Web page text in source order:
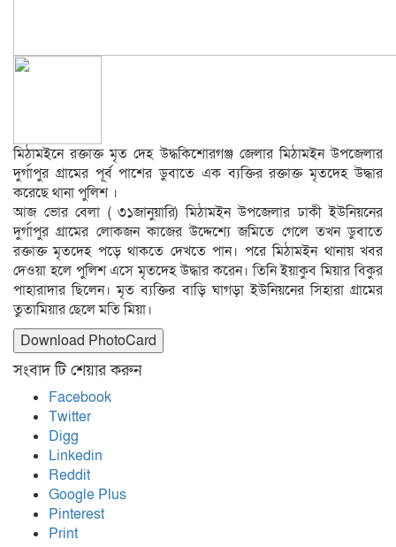
মিঠামইনে রক্তাক্ত মৃত দেহ উদ্ধকিশোরগঞ্জ জেলার মিঠামইন উপজেলার
দুর্গাপুর গ্রামের পূর্ব পাশের ডুবাতে এক ব্যক্তির রক্তাক্ত মৃতদেহ উদ্ধার
করেছে থানা পুলিশ ।
আজ ভোর বেলা ( ৩১জানুয়ারি) মিঠামইন উপজেলার ঢাকী ইউনিয়নের
দুর্গাপুর গ্রামের লোকজন কাজের উদ্দেশ্যে জমিতে গেলে তখন ডুবাতে
রক্তাক্ত মৃতদেহ পড়ে থাকতে দেখতে পান। পরে মিঠামইন থানায় খবর
দেওয়া হলে পুলিশ এসে মৃতদেহ উদ্ধার করেন। তিনি ইয়াকুব মিয়ার বিকুর
পাহারাদার ছিলেন। মৃত ব্যক্তির বাড়ি ঘাগড়া ইউনিয়নের সিহারা গ্রামের
তুতামিয়ার ছেলে মতি মিয়া।
Download PhotoCard
সংবাদ টি শেয়ার করুন
Facebook
Twitter
Digg
Linkedin
Reddit
Google Plus
Pinterest
Print